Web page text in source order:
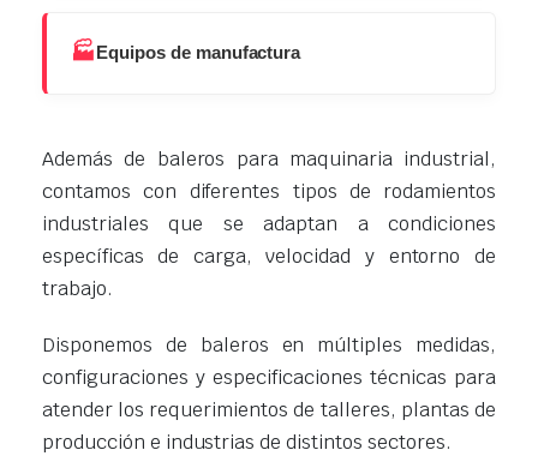
🏭 Equipos de manufactura
Además de baleros para maquinaria industrial,
contamos con diferentes tipos de rodamientos
industriales que se adaptan a condiciones
específicas de carga, velocidad y entorno de
trabajo.
Disponemos de baleros en múltiples medidas,
configuraciones y especificaciones técnicas para
atender los requerimientos de talleres, plantas de
producción e industrias de distintos sectores.